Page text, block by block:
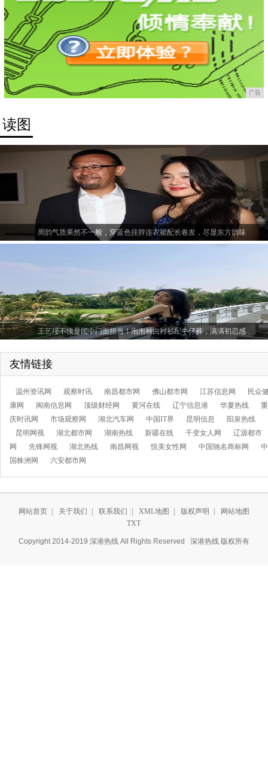
广告
读图
周韵气质果然不一般，穿蓝色挂脖连衣裙配长卷发，尽显东方韵味
王艺瑾不愧是团中门面担当！泡泡袖白衬衫配牛仔裤，满满初恋感
乔欣开始当"老板"了？身穿格菱纹西装套装现身街头，气场十足
友情链接
温州资讯网 观察时讯 南昌都市网 佛山都市网 江苏信息网
民众
康网
闽南信息网 顶级财经网 黄河在线 辽宁信息港 华夏热线
重
庆时讯网
市场观察网 湖北汽车网 中国IT界 昆明信息
阳泉热线
昆明网视
湖北都市网 湖南热线 新疆在线 千变女人网
辽源都市
网
先锋网视 湖北热线 南昌网视 悦美女性网 中国驰名商标网
中
国株洲网
六安都市网
网站首页 关于我们 联系我们 XML地图 版权声明
网站地图
TXT
Copyright 2014-2019 深港热线 All Rights Reserved 深港热线版权所有